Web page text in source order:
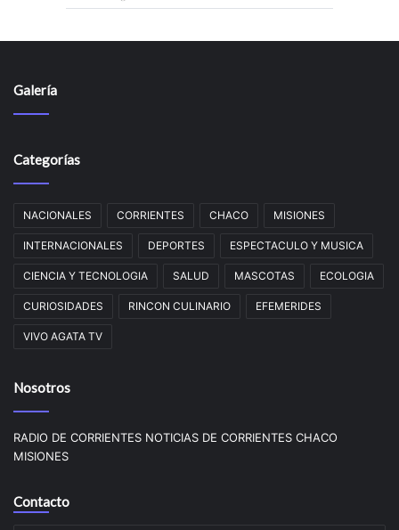
Galería
Categorías
NACIONALES CORRIENTES CHACO MISIONES
INTERNACIONALES DEPORTES ESPECTACULO Y MUSICA
CIENCIA Y TECNOLOGIA SALUD MASCOTAS ECOLOGIA
CURIOSIDADES RINCON CULINARIO EFEMERIDES
VIVO AGATA TV
Nosotros
RADIO DE CORRIENTES NOTICIAS DE CORRIENTES CHACO
MISIONES
Contacto